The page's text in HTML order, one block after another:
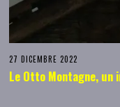
27 DICEMBRE 2022
Le Otto Montagne,